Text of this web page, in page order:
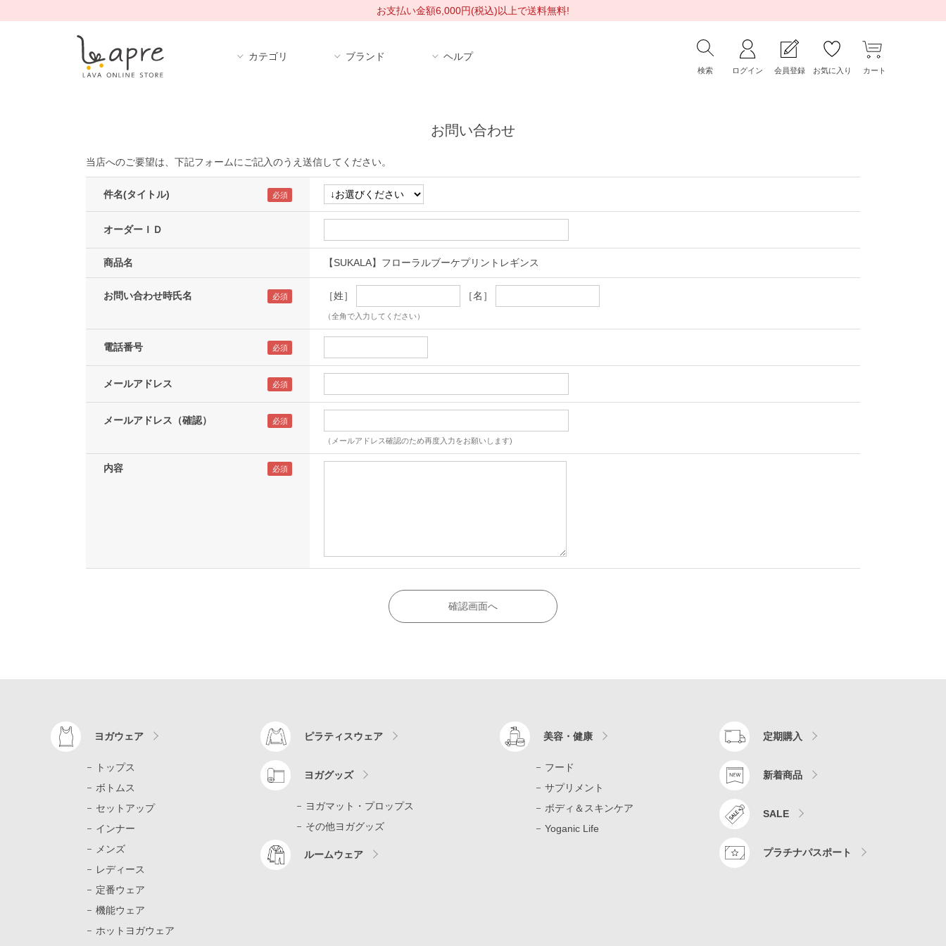
お支払い金額6,000円(税込)以上で送料無料!
カテゴリ ブランド ヘルプ
検索 ログイン 会員登録 お気に入り カート
お問い合わせ
当店へのご要望は、下記フォームにご記入のうえ送信してください。
件名(タイトル)
オーダーＩＤ
商品名 【SUKALA】フローラルブーケプリントレギンス
お問い合わせ時氏名 ［姓］ ［名］
（全角で入力してください）
電話番号
メールアドレス
メールアドレス（確認）
（メールアドレス確認のため再度入力をお願いします)
内容
ヨガウェア
トップス
ボトムス
セットアップ
インナー
メンズ
レディース
定番ウェア
機能ウェア
ホットヨガウェア
ピラティスウェア
ヨガグッズ
ヨガマット・プロップス
その他ヨガグッズ
ルームウェア
美容・健康
フード
サプリメント
ボディ＆スキンケア
Yoganic Life
定期購入
新着商品
SALE
プラチナパスポート